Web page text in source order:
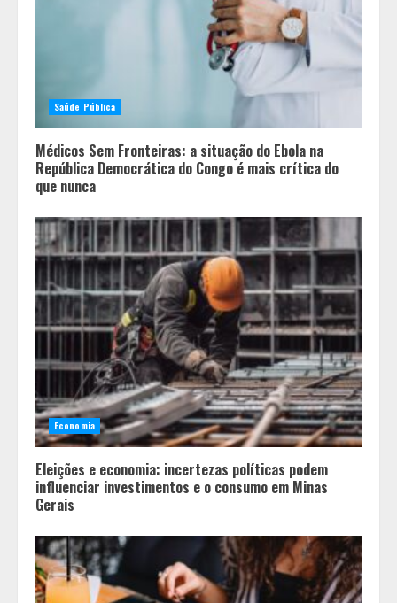
Saúde Pública
Médicos Sem Fronteiras: a situação do Ebola na
República Democrática do Congo é mais crítica do
que nunca
Economia
Eleições e economia: incertezas políticas podem
influenciar investimentos e o consumo em Minas
Gerais